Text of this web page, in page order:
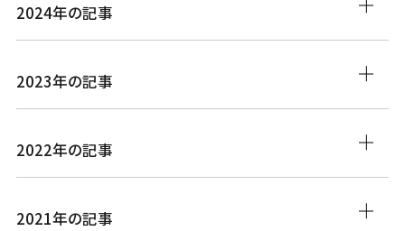
2024年の記事
2023年の記事
2022年の記事
2021年の記事